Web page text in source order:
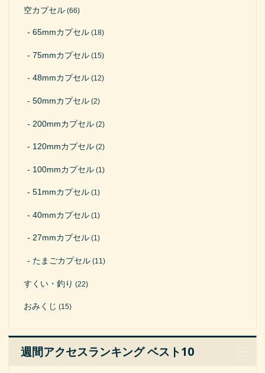
空カプセル(66)
65mmカプセル(18)
75mmカプセル(15)
48mmカプセル(12)
50mmカプセル(2)
200mmカプセル(2)
120mmカプセル(2)
100mmカプセル(1)
51mmカプセル(1)
40mmカプセル(1)
27mmカプセル(1)
たまごカプセル(11)
すくい・釣り (22)
おみくじ (15)
週間アクセスランキング ベスト10